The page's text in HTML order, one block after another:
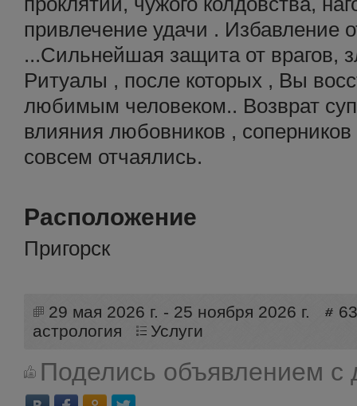
привлечение удачи . Избавление
...Сильнейшая защита от врагов,
Ритуалы , после которых , Вы
любимым человеком.. Возврат
влияния любовников ,
совсем отчаялись.
Расположение
Пригорск
29 мая 2026 г. - 25 ноября 2026 г.
астрология
Услуги
Поделись объявлением с